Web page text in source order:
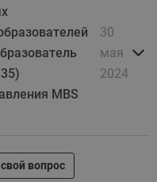
MBS
30
мая
2024
вопрос